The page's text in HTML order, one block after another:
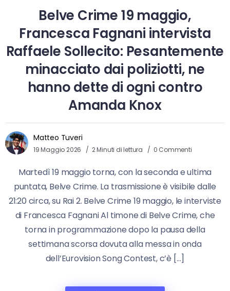
Belve Crime 19 maggio,
Francesca Fagnani intervista
Raffaele Sollecito: Pesantemente
minacciato dai poliziotti, ne
hanno dette di ogni contro
Amanda Knox
Matteo Tuveri
19 Maggio 2026 2 Minuti di lettura 0 Commenti
Martedì 19 maggio torna, con la seconda e ultima
puntata, Belve Crime. La trasmissione è visibile dalle
21:20 circa, su Rai 2. Belve Crime 19 maggio, le interviste
di Francesca Fagnani Al timone di Belve Crime, che
torna in programmazione dopo la pausa della
settimana scorsa dovuta alla messa in onda
dell’Eurovision Song Contest, c’è […]